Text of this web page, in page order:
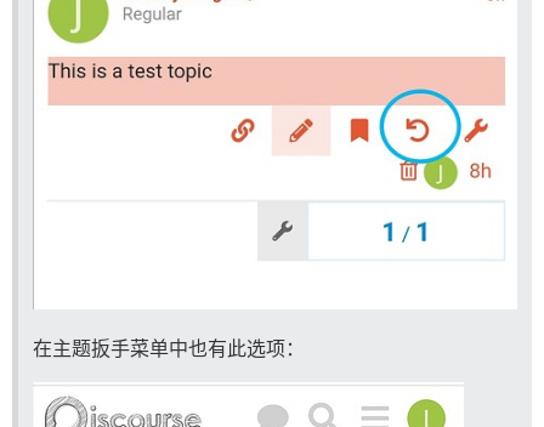
在主题扳手菜单中也有此选项：